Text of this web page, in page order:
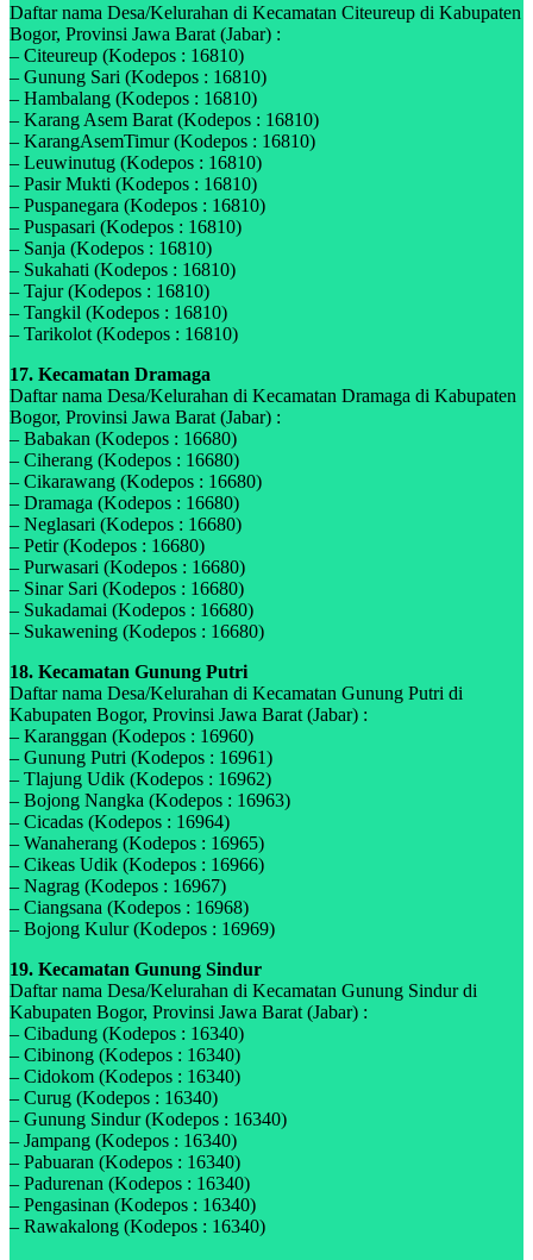
Daftar nama Desa/Kelurahan di Kecamatan Citeureup di Kabupaten
Bogor, Provinsi Jawa Barat (Jabar) :
– Citeureup (Kodepos : 16810)
– Gunung Sari (Kodepos : 16810)
– Hambalang (Kodepos : 16810)
– Karang Asem Barat (Kodepos : 16810)
– KarangAsemTimur (Kodepos : 16810)
– Leuwinutug (Kodepos : 16810)
– Pasir Mukti (Kodepos : 16810)
– Puspanegara (Kodepos : 16810)
– Puspasari (Kodepos : 16810)
– Sanja (Kodepos : 16810)
– Sukahati (Kodepos : 16810)
– Tajur (Kodepos : 16810)
– Tangkil (Kodepos : 16810)
– Tarikolot (Kodepos : 16810)
17. Kecamatan Dramaga
Daftar nama Desa/Kelurahan di Kecamatan Dramaga di Kabupaten
Bogor, Provinsi Jawa Barat (Jabar) :
– Babakan (Kodepos : 16680)
– Ciherang (Kodepos : 16680)
– Cikarawang (Kodepos : 16680)
– Dramaga (Kodepos : 16680)
– Neglasari (Kodepos : 16680)
– Petir (Kodepos : 16680)
– Purwasari (Kodepos : 16680)
– Sinar Sari (Kodepos : 16680)
– Sukadamai (Kodepos : 16680)
– Sukawening (Kodepos : 16680)
18. Kecamatan Gunung Putri
Daftar nama Desa/Kelurahan di Kecamatan Gunung Putri di
Kabupaten Bogor, Provinsi Jawa Barat (Jabar) :
– Karanggan (Kodepos : 16960)
– Gunung Putri (Kodepos : 16961)
– Tlajung Udik (Kodepos : 16962)
– Bojong Nangka (Kodepos : 16963)
– Cicadas (Kodepos : 16964)
– Wanaherang (Kodepos : 16965)
– Cikeas Udik (Kodepos : 16966)
– Nagrag (Kodepos : 16967)
– Ciangsana (Kodepos : 16968)
– Bojong Kulur (Kodepos : 16969)
19. Kecamatan Gunung Sindur
Daftar nama Desa/Kelurahan di Kecamatan Gunung Sindur di
Kabupaten Bogor, Provinsi Jawa Barat (Jabar) :
– Cibadung (Kodepos : 16340)
– Cibinong (Kodepos : 16340)
– Cidokom (Kodepos : 16340)
– Curug (Kodepos : 16340)
– Gunung Sindur (Kodepos : 16340)
– Jampang (Kodepos : 16340)
– Pabuaran (Kodepos : 16340)
– Padurenan (Kodepos : 16340)
– Pengasinan (Kodepos : 16340)
– Rawakalong (Kodepos : 16340)